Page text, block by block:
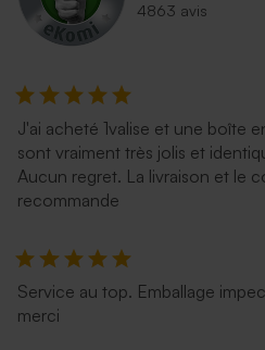
4863 avis
J'ai acheté 1valise et une boîte
sont vraiment très jolis et
Aucun regret. La livraison et le
recommande
Service au top. Emballage
merci